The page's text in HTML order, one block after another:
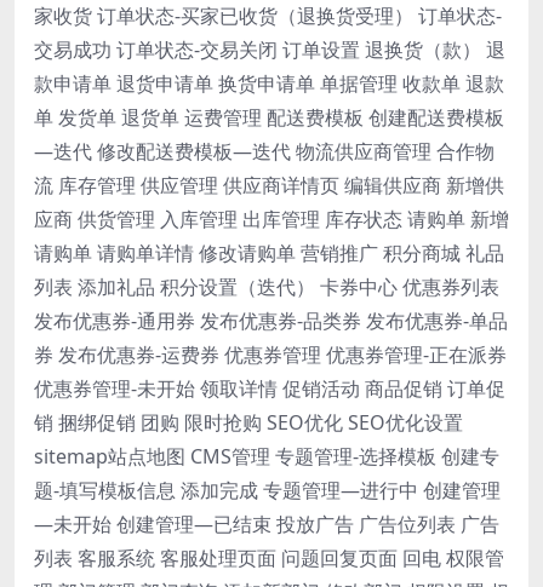
家收货 订单状态-买家已收货（退换货受理） 订单状态-
交易成功 订单状态-交易关闭 订单设置 退换货（款） 退
款申请单 退货申请单 换货申请单 单据管理 收款单 退款
单 发货单 退货单 运费管理 配送费模板 创建配送费模板
—迭代 修改配送费模板—迭代 物流供应商管理 合作物
流 库存管理 供应管理 供应商详情页 编辑供应商 新增供
应商 供货管理 入库管理 出库管理 库存状态 请购单 新增
请购单 请购单详情 修改请购单 营销推广 积分商城 礼品
列表 添加礼品 积分设置（迭代） 卡券中心 优惠券列表
发布优惠券-通用券 发布优惠券-品类券 发布优惠券-单品
券 发布优惠券-运费券 优惠券管理 优惠券管理-正在派券
优惠券管理-未开始 领取详情 促销活动 商品促销 订单促
销 捆绑促销 团购 限时抢购 SEO优化 SEO优化设置
sitemap站点地图 CMS管理 专题管理-选择模板 创建专
题-填写模板信息 添加完成 专题管理—进行中 创建管理
—未开始 创建管理—已结束 投放广告 广告位列表 广告
列表 客服系统 客服处理页面 问题回复页面 回电 权限管